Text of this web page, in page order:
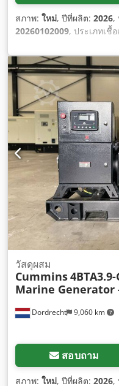
สภาพ: ใหม่, ปีที่ผลิต: 2026,
20260102009, ประเภทเชื้อ
Dordrecht 9,060 km
วัสดุผสม
Cummins
Marine Generator
สอบถาม
สภาพ: ใหม่, ปีที่ผลิต: 2026,